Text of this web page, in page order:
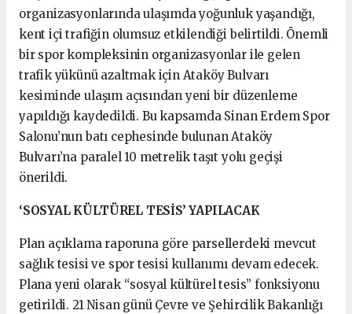
organizasyonlarında ulaşımda yoğunluk yaşandığı,
kent içi trafiğin olumsuz etkilendiği belirtildi. Önemli
bir spor kompleksinin organizasyonlar ile gelen
trafik yükünü azaltmak için Ataköy Bulvarı
kesiminde ulaşım açısından yeni bir düzenleme
yapıldığı kaydedildi. Bu kapsamda Sinan Erdem Spor
Salonu’nun batı cephesinde bulunan Ataköy
Bulvarı’na paralel 10 metrelik taşıt yolu geçişi
önerildi.
‘SOSYAL KÜLTÜREL TESİS’ YAPILACAK
Plan açıklama raporuna göre parsellerdeki mevcut
sağlık tesisi ve spor tesisi kullanımı devam edecek.
Plana yeni olarak “sosyal kültürel tesis” fonksiyonu
getirildi. 21 Nisan günü Çevre ve Şehircilik Bakanlığı